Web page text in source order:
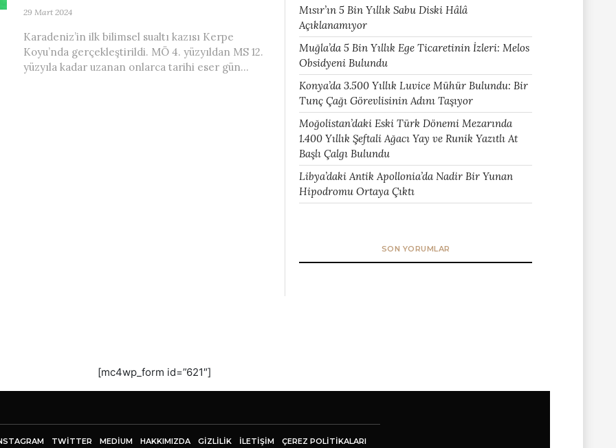
29 Mart 2024
Karadeniz’in ilk bilimsel sualtı kazısı Kerpe
Koyu’nda gerçekleştirildi. MÖ 4. yüzyıldan MS 12.
yüzyıla kadar uzanan onlarca tarihi eser gün...
Mısır’ın 5 Bin Yıllık Sabu Diski Hâlâ
Açıklanamıyor
Muğla’da 5 Bin Yıllık Ege Ticaretinin İzleri: Melos
Obsidyeni Bulundu
Konya’da 3.500 Yıllık Luvice Mühür Bulundu: Bir
Tunç Çağı Görevlisinin Adını Taşıyor
Moğolistan’daki Eski Türk Dönemi Mezarında
1.400 Yıllık Şeftali Ağacı Yay ve Runik Yazıtlı At
Başlı Çalgı Bulundu
Libya’daki Antik Apollonia’da Nadir Bir Yunan
Hipodromu Ortaya Çıktı
SON YORUMLAR
[mc4wp_form id=”621″]
TWITTER MEDIUM HAKKIMIZDA GİZLİLİK İLETIŞIM ÇEREZ POLITIKALARI